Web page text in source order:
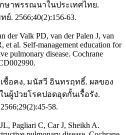
ษาพรรณนาในประเทศไทย.
. 2566;40(2):156-63.
der Valk PD, van der Palen J, van
et al. Self-management education for
pulmonary disease. Cochrane
อคง, มนัสวี อินทรฤทธิ์. ผลของ
นผู้ป่วยโรคปอดอุดกั้นเรื้อรัง.
58.
Pagliari C, Car J, Sheikh A.